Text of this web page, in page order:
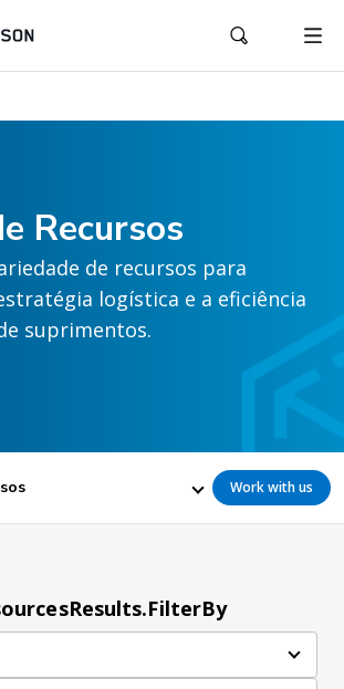
Recursos
de recursos para
logística e a eficiência
suprimentos.
Work with us